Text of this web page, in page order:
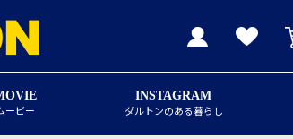
ービー
INSTAGRAM
ダルトンのある暮らし